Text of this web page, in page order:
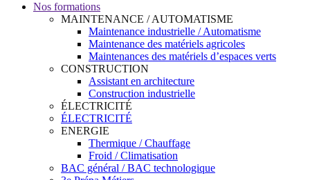
Nos formations
MAINTENANCE / AUTOMATISME
Maintenance industrielle / Automatisme
Maintenance des matériels agricoles
Maintenances des matériels d’espaces verts
CONSTRUCTION
Assistant en architecture
Construction industrielle
ÉLECTRICITÉ
ÉLECTRICITÉ
ENERGIE
Thermique / Chauffage
Froid / Climatisation
BAC général / BAC technologique